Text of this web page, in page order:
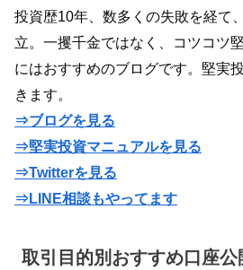
投資歴10年、数多くの失敗を経て
立。一攫千金ではなく、コツコツ
にはおすすめのブログです。堅実
きます。
⇒ブログを見る
⇒堅実投資マニュアルを見る
⇒Twitterを見る
⇒LINE相談もやってます
取引目的別おすすめ口座公